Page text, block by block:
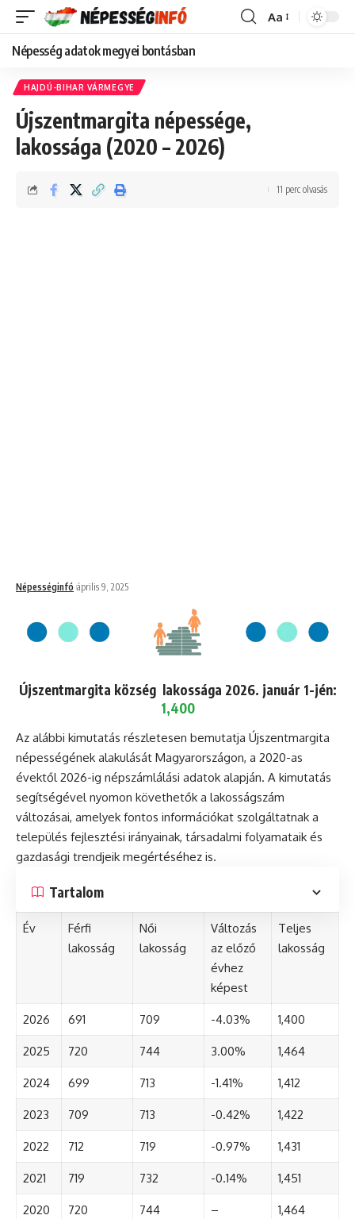
Font
Aa
Népesség adatok megyei bontásban
HAJDÚ-BIHAR VÁRMEGYE
Újszentmargita népessége,
lakossága (2020 – 2026)
Népességinfó április 9, 2025
11 perc olvasás
Újszentmargita község lakossága 2026. január 1-jén:
1,400
Az alábbi kimutatás részletesen bemutatja Újszentmargita
népességének alakulását Magyarországon, a 2020-as
évektől 2026-ig népszámlálási adatok alapján. A kimutatás
segítségével nyomon követhetők a lakosságszám
változásai, amelyek fontos információkat szolgáltatnak a
település fejlesztési irányainak, társadalmi folyamataik és
gazdasági trendjeik megértéséhez is.
Tartalom
Év
Férfi
lakosság
Női
lakosság
Változás
az előző
évhez
képest
Teljes
lakosság
2026 691 709 -4.03% 1,400
2025 720 744 3.00% 1,464
2024 699 713 -1.41% 1,412
2023 709 713 -0.42% 1,422
2022 712 719 -0.97% 1,431
2021 719 732 -0.14% 1,451
2020 720 744 – 1,464